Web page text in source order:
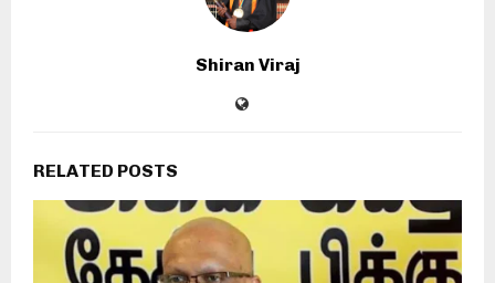
Shiran Viraj
RELATED POSTS